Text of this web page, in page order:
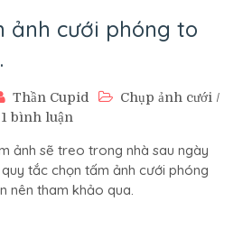
ảnh cưới phóng to
Thần Cupid Chụp ảnh cưới /
1 bình luận
quy
tắc
chọn
ảnh sẽ treo trong nhà sau ngày
tắc chọn tấm ảnh cưới phóng
nên tham khảo qua.